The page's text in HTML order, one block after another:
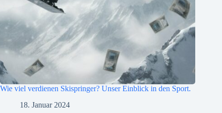
Wie viel verdienen Skispringer? Unser Einblick in den Sport.
18. Januar 2024